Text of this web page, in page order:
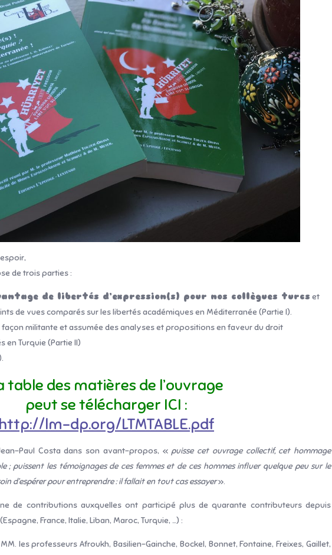
de trois parties :
de libertés d’expression(s) pour nos collègues turcs et
de vues comparés sur les libertés académiques en Méditerranée (Partie I).
militante et assumée des analyses et propositions en faveur du droit
en Turquie (Partie II)
table des matières de l’ouvrage
peut se télécharger ICI :
http://lm-dp.org/LTMTABLE.pdf
Paul Costa dans son avant-propos, «puisse cet ouvrage collectif, cet hommage
; puissent les témoignages de ces femmes et de ces hommes influer quelque peu sur le
d’espérer pour entreprendre : il fallait en tout cas essayer».
de contributions auxquelles ont participé plus de quarante contributeurs depuis
France, Italie, Liban, Maroc, Turquie, …) :
les professeurs Afroukh, Basilien-Gainche, Bockel, Bonnet, Fontaine, Freixes, Gaillet,